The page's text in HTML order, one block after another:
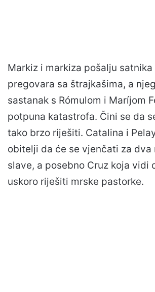
Markiz i markiza pošalju
pregovara sa štrajkašima, a
sastanak s Rómulom i Maríjom
potpuna katastrofa. Čini se da
tako brzo riješiti. Catalina i
obitelji da će se vjenčati za dva
slave, a posebno Cruz koja vidi
uskoro riješiti mrske pastorke.